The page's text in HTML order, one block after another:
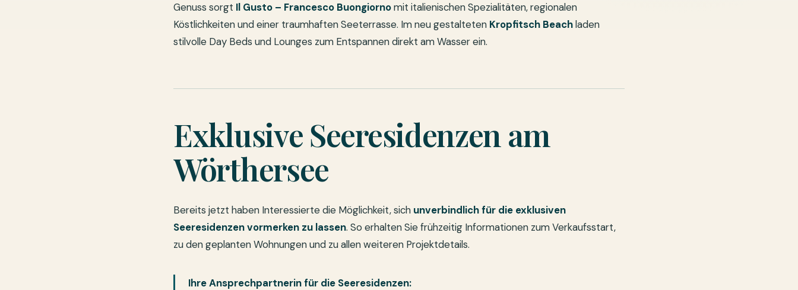
Genuss sorgt Il Gusto – Francesco Buongiornomit italienischen Spezialitäten, regionalen
Köstlichkeiten und einer traumhaften Seeterrasse. Im neu gestalteten Kropfitsch Beachladen
stilvolle Day Beds und Lounges zum Entspannen direkt am Wasser ein.
Exklusive Seeresidenzen am
Wörthersee
Bereits jetzt haben Interessierte die Möglichkeit, sich unverbindlich für die exklusiven
Seeresidenzen vormerken zu lassen. So erhalten Sie frühzeitig Informationen zum Verkaufsstart,
zu den geplanten Wohnungen und zu allen weiteren Projektdetails.
Ihre Ansprechpartnerin für die Seeresidenzen: